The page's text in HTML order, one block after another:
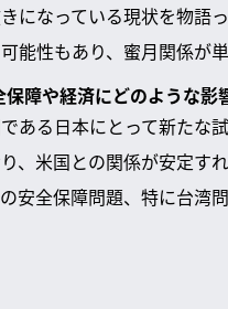
になっている現状を物語
能性もあり、蜜月関係が
障や経済にどのような影
ある日本にとって新たな
、米国との関係が安定す
安全保障問題、特に台湾